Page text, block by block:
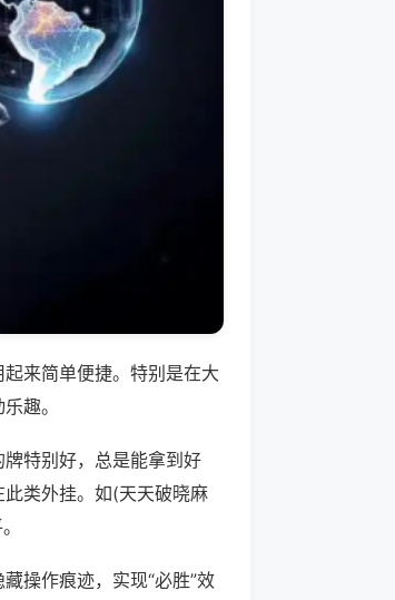
来简单便捷。特别是在大
趣。
特别好，总是能拿到好
类外挂。如(天天破晓麻
操作痕迹，实现“必胜”效